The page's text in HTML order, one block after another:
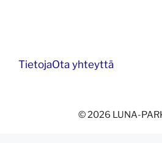
TietojaOta yhteyttä
© 2026 LUNA-